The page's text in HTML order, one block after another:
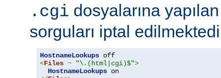
.cgi dosyalarına
sorguları iptal
HostnameLookups
<Files ~ "\.(html|cgi)$">
HostnameLookups